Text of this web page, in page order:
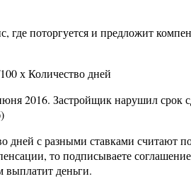
поторгуется и предложит
х Количество дней
2016. Застройщик нарушил срок
дней с разными ставками
то подписываете
выплатит деньги.